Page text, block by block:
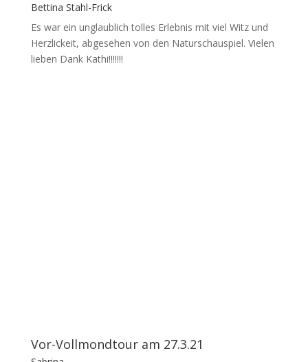
Bettina Stahl-Frick
Es war ein unglaublich tolles Erlebnis mit viel Witz und
Herzlickeit, abgesehen von den Naturschauspiel. Vielen
lieben Dank Kathi!!!!!!!
Vor-Vollmondtour am 27.3.21